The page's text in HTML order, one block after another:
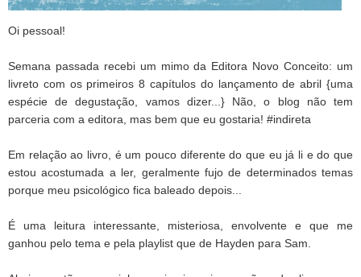
Oi pessoal!
Semana passada recebi um mimo da Editora Novo Conceito: um
livreto com os primeiros 8 capítulos do lançamento de abril {uma
espécie de degustação, vamos dizer...} Não, o blog não tem
parceria com a editora, mas bem que eu gostaria! #indireta
Em relação ao livro, é um pouco diferente do que eu já li e do que
estou acostumada a ler, geralmente fujo de determinados temas
porque meu psicológico fica baleado depois...
É uma leitura interessante, misteriosa, envolvente e que me
ganhou pelo tema e pela playlist que de Hayden para Sam.